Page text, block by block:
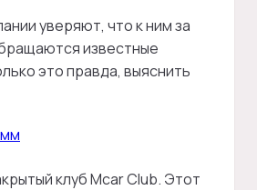
уверяют, что к ним за
известные
это правда, выяснить
клуб Mcar Club. Этот